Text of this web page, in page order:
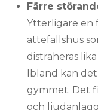
Färre
Ytterligare en
attefallshus
distraheras
Ibland kan
gymmet. Det
och